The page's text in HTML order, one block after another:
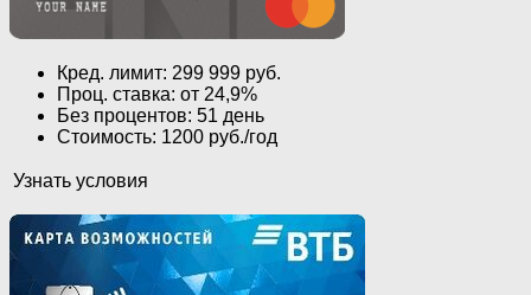
Кред. лимит: 299 999 руб.
Проц. ставка: от 24,9%
Без процентов: 51 день
Стоимость: 1200 руб./год
Узнать условия